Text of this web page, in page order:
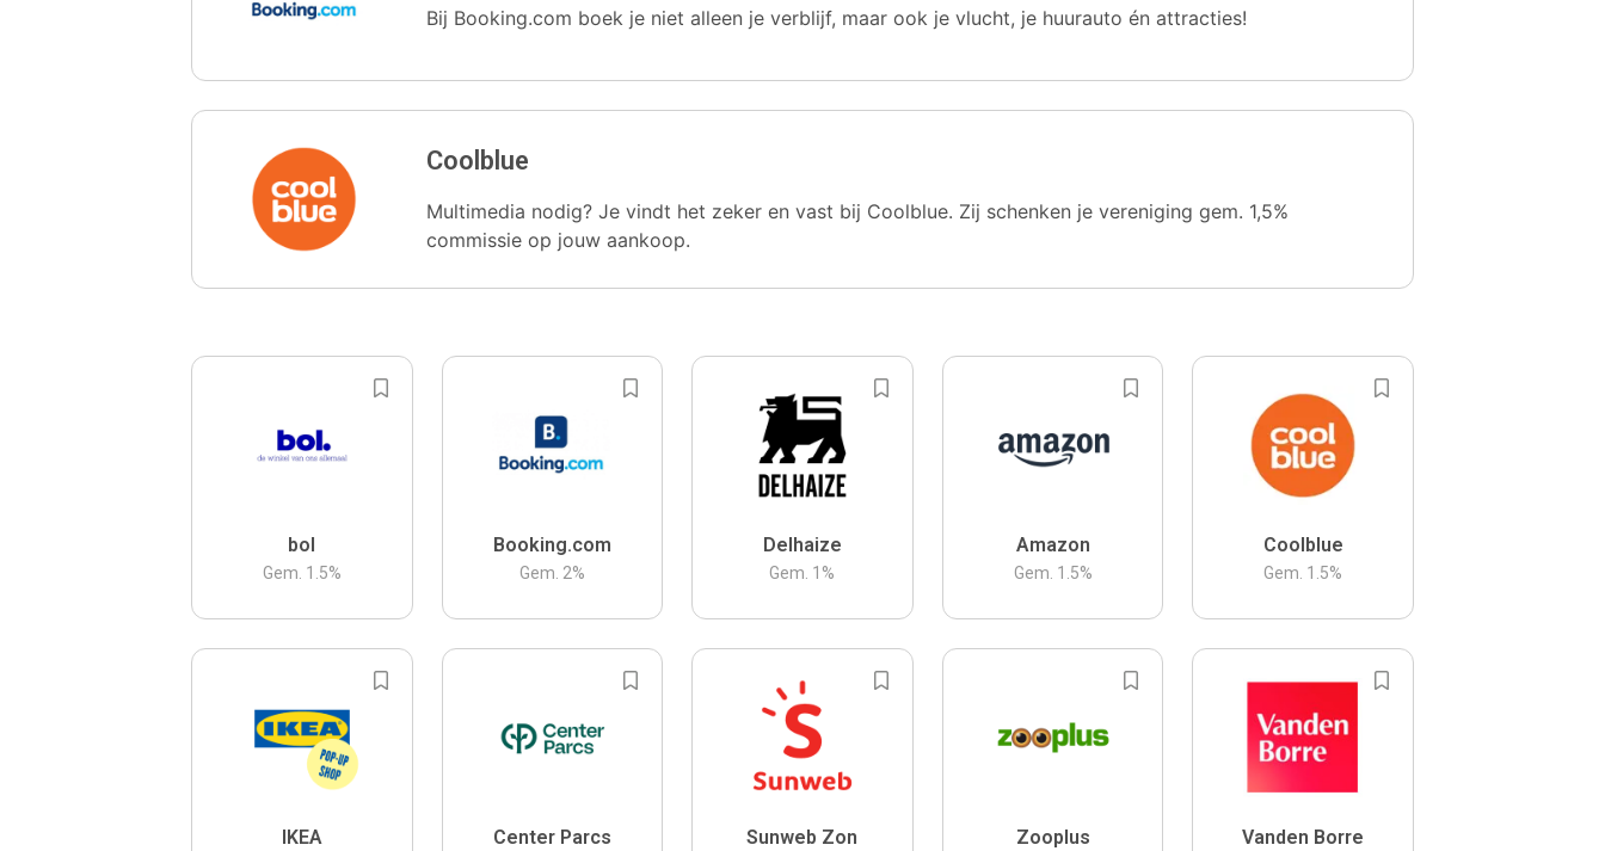
Bij Booking.com boek je niet alleen je verblijf, maar ook je vlucht, je huurauto én attracties!
Coolblue
Multimedia nodig? Je vindt het zeker en vast bij Coolblue. Zij schenken je vereniging gem. 1,5%
commissie op jouw aankoop.
bol
Gem. 1.5%
Booking.com
Gem. 2%
Delhaize
Gem. 1 %
Amazon
Gem. 1.5%
Coolblue
Gem. 1.5%
IKEA Center Parcs Sunweb Zon Zooplus Vanden Borre